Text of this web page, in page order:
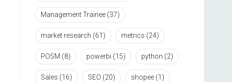
Management Trainee (37)
market research (61) metrics (24)
POSM (8) powerbi (15) python (2)
Sales (16) SEO (20) shopee (1)